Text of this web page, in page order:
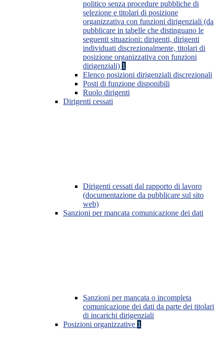
politico senza procedure pubbliche di
selezione e titolari di posizione
organizzativa con funzioni dirigenziali (da
pubblicare in tabelle che distinguano le
seguenti situazioni: dirigenti, dirigenti
individuati discrezionalmente, titolari di
posizione organizzativa con funzioni
dirigenziali) 1
Elenco posizioni dirigenziali discrezionali
Posti di funzione disponibili
Ruolo dirigenti
Dirigenti cessati
Dirigenti cessati dal rapporto di lavoro
(documentazione da pubblicare sul sito
web)
Sanzioni per mancata comunicazione dei dati
Sanzioni per mancata o incompleta
comunicazione dei dati da parte dei titolari
di incarichi dirigenziali
Posizioni organizzative 1